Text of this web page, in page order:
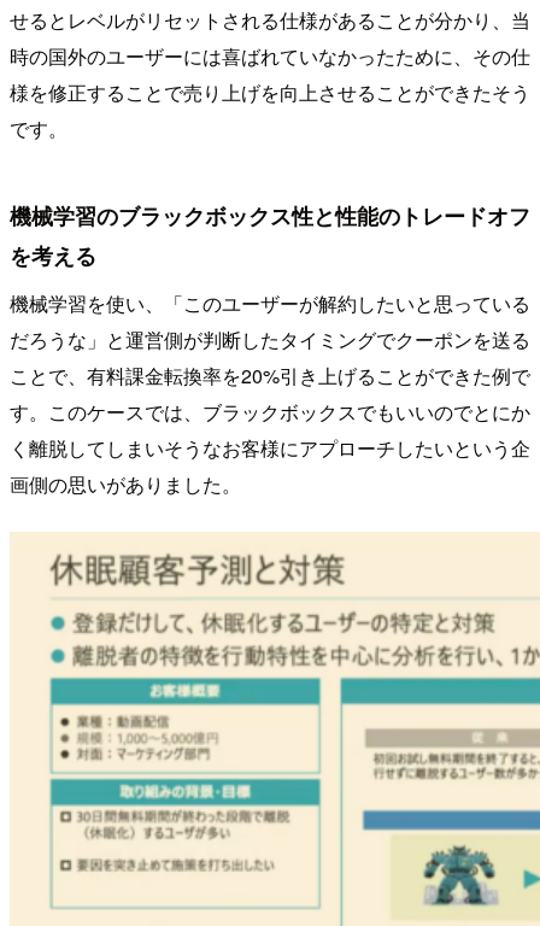
せるとレベルがリセットされる仕様があることが分かり、当
時の国外のユーザーには喜ばれていなかったために、その仕
様を修正することで売り上げを向上させることができたそう
です。
機械学習のブラックボックス性と性能のトレードオフ
を考える
機械学習を使い、「このユーザーが解約したいと思っている
だろうな」と運営側が判断したタイミングでクーポンを送る
ことで、有料課金転換率を20%引き上げることができた例で
す。このケースでは、ブラックボックスでもいいのでとにか
く離脱してしまいそうなお客様にアプローチしたいという企
画側の思いがありました。